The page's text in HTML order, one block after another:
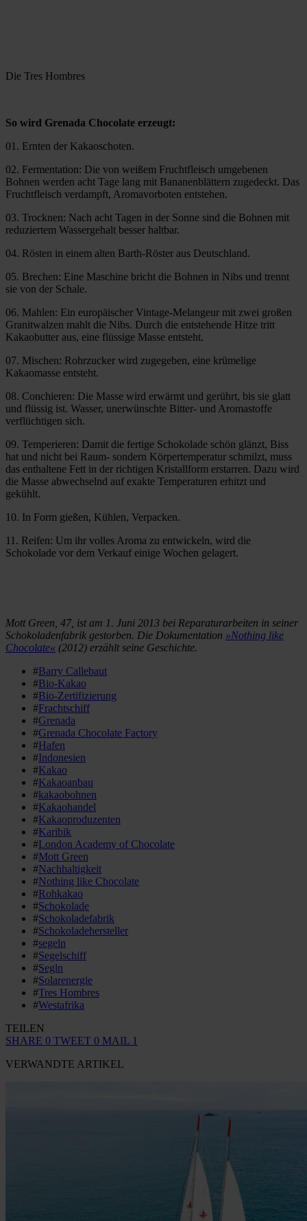
Die Tres Hombres
So wird Grenada Chocolate erzeugt:
01. Ernten der Kakaoschoten.
02. Fermentation: Die von weißem Fruchtfleisch umgebenen
Bohnen werden acht Tage lang mit Bananenblättern zugedeckt. Das
Fruchtfleisch verdampft, Aromavorboten entstehen.
03. Trocknen: Nach acht Tagen in der Sonne sind die Bohnen mit
reduziertem Wassergehalt besser haltbar.
04. Rösten in einem alten Barth-Röster aus Deutschland.
05. Brechen: Eine Maschine bricht die Bohnen in Nibs und trennt
sie von der Schale.
06. Mahlen: Ein europäischer Vintage-Melangeur mit zwei großen
Granitwalzen mahlt die Nibs. Durch die entstehende Hitze tritt
Kakaobutter aus, eine flüssige Masse entsteht.
07. Mischen: Rohrzucker wird zugegeben, eine krümelige
Kakaomasse entsteht.
08. Conchieren: Die Masse wird erwärmt und gerührt, bis sie glatt
und flüssig ist. Wasser, unerwünschte Bitter- und Aromastoffe
verflüchtigen sich.
09. Temperieren: Damit die fertige Schokolade schön glänzt, Biss
hat und nicht bei Raum- sondern Körpertemperatur schmilzt, muss
das enthaltene Fett in der richtigen Kristallform erstarren. Dazu wird
die Masse abwechselnd auf exakte Temperaturen erhitzt und
gekühlt.
10. In Form gießen, Kühlen, Verpacken.
11. Reifen: Um ihr volles Aroma zu entwickeln, wird die
Schokolade vor dem Verkauf einige Wochen gelagert.
Mott Green, 47, ist am 1. Juni 2013 bei Reparaturarbeiten in seiner
Schokoladenfabrik gestorben. Die Dokumentation »Nothing like
Chocolate« (2012) erzählt seine Geschichte.
#Barry Callebaut
#Bio-Kakao
#Bio-Zertifizierung
#Frachtschiff
#Grenada
#Grenada Chocolate Factory
#Hafen
#Indonesien
#Kakao
#Kakaoanbau
#kakaobohnen
#Kakaohandel
#Kakaoproduzenten
#Karibik
#London Academy of Chocolate
#Mott Green
#Nachhaltigkeit
#Nothing like Chocolate
#Rohkakao
#Schokolade
#Schokoladefabrik
#Schokoladehersteller
#segeln
#Segelschiff
#Segln
#Solarenergie
#Tres Hombres
#Westafrika
TEILEN
SHARE 0 TWEET 0 MAIL 1
VERWANDTE ARTIKEL